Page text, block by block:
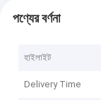
পণ্যের বর্ণনা
হাইলাইট
Delivery Time